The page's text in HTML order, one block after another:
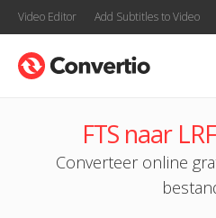
Video Editor Add Subtitles to Video
FTS naar
Converteer online